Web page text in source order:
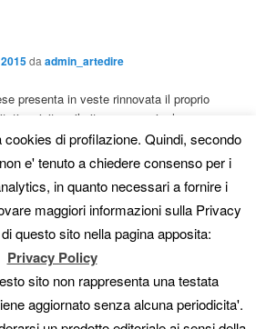
daadmin_artedire
presenta in veste rinnovata il proprio
a visitare il sito per scoprire le sue
di profilazione. Quindi, secondo
e' tenuto a chiedere consenso per i
in quanto necessari a fornire i
maggiori informazioni sulla Privacy
questo sito nella pagina apposita:
Privacy Policy
sito non rappresenta una testata
aggiornato senza alcuna periodicita'.